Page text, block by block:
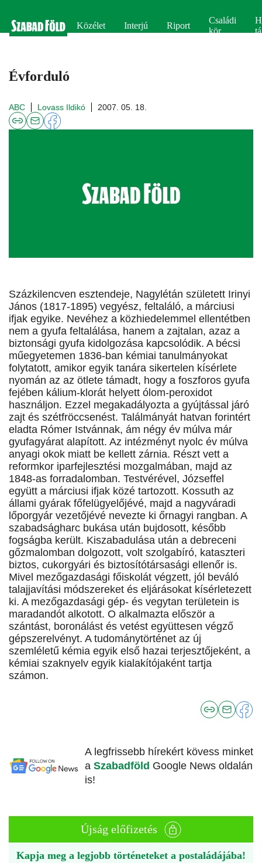
Közélet Interjú Riport
Családi
kör
Évforduló
ABC Lovass Ildikó 2007. 05. 18.
Százkilencven esztendeje, Nagylétán született Irinyi
János (1817-1895) vegyész, feltaláló, a márciusi
ifjak egyike. Nevéhez a közhiedelemmel ellentétben
nem a gyufa feltalálása, hanem a zajtalan, azaz a
biztonsági gyufa kidolgozása kapcsolódik. A bécsi
műegyetemen 1836-ban kémiai tanulmányokat
folytatott, amikor egyik tanára sikertelen kísérlete
nyomán az az ötlete támadt, hogy a foszforos gyufa
fejében kálium-klorát helyett ólom-peroxidot
használjon. Ezzel megakadályozta a gyújtással járó
zajt és szétfröccsenést. Találmányát hatvan forintért
eladta Rómer Istvánnak, ám négy év múlva már
gyufagyárat alapított. Az intézményt nyolc év múlva
anyagi okok miatt be kellett zárnia. Részt vett a
reformkor iparfejlesztési mozgalmában, majd az
1848-as forradalomban. Testvérével, Józseffel
együtt a márciusi ifjak közé tartozott. Kossuth az
állami gyárak főfelügyelőjévé, majd a nagyváradi
lőporgyár vezetőjévé nevezte ki őrnagyi rangban. A
szabadságharc bukása után bujdosott, később
fogságba került. Kiszabadulása után a debreceni
gőzmalomban dolgozott, volt szolgabíró, kataszteri
biztos, cukorgyári és biztosítótársasági ellenőr is.
Mivel mezőgazdasági főiskolát végzett, jól beváló
talajjavítási módszereket és eljárásokat kísérletezett
ki. A mezőgazdasági gép- és vegytan területein is
maradandót alkotott. O alkalmazta először a
szántást, boronálást és vetést együttesen végző
gépszerelvényt. A tudománytörténet az új
szemléletű kémia egyik első hazai terjesztőjeként, a
kémiai szaknyelv egyik kialakítójaként tartja
számon.
A legfrissebb hírekért kövess minket
a Szabadföld Google News oldalán
is!
Újság előfizetés
Kapja meg a legjobb történeteket a postaládájába!